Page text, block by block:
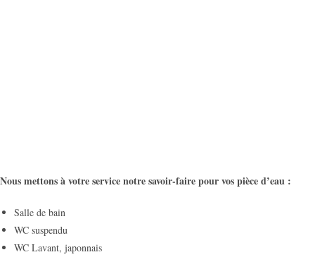
Nous mettons à votre service notre savoir-faire pour vos pièce d’eau :
Salle de bain
WC suspendu
WC Lavant, japonnais